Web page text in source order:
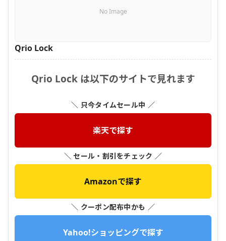
No Image
Qrio Lock
Qrio Lock は以下のサイトで見れます
＼ 只今タイムセール中 ／
楽天で探す
＼ セール・割引をチェック ／
Amazonで探す
＼ クーポン配布中かも ／
Yahoo!ショッピングで探す